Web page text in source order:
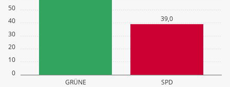
0
10
20
30
40
50
GRÜNE SPD
39,0